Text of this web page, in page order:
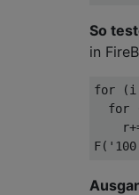
So
in
for (i
for